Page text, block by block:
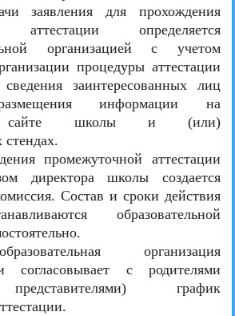
заявления для прохождения
аттестации определяется
организацией с учетом
процедуры аттестации
заинтересованных лиц
информации на
сайте школы и (или)
промежуточной аттестации
директора школы создается
Состав и сроки действия
образовательной
организация
согласовывает с родителями
график